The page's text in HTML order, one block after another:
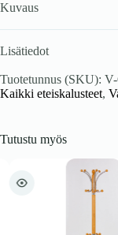
Kuvaus
Lisätiedot
Tuotetunnus (SKU):
Kaikki eteiskalusteet,
Tutustu myös